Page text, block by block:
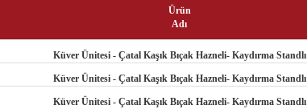
Ürün
Adı
Küver Ünitesi - Çatal Kaşık Bıçak Hazneli- Kaydırma Standlı
Küver Ünitesi - Çatal Kaşık Bıçak Hazneli- Kaydırma Standlı
Küver Ünitesi - Çatal Kaşık Bıçak Hazneli- Kaydırma Standlı